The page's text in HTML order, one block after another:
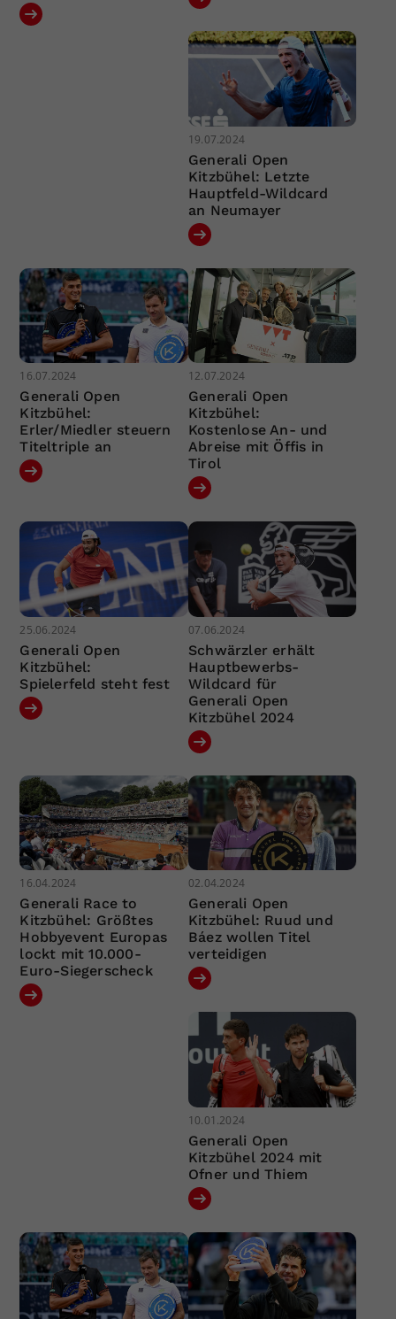
19.07.2024
Generali Open
Kitzbühel: Letzte
Hauptfeld-Wildcard
an Neumayer
16.07.2024
Generali Open
Kitzbühel:
Erler/Miedler steuern
Titeltriple an
12.07.2024
Generali Open
Kitzbühel:
Kostenlose An- und
Abreise mit Öffis in
Tirol
25.06.2024
Generali Open
Kitzbühel:
Spielerfeld steht fest
07.06.2024
Schwärzler erhält
Hauptbewerbs-
Wildcard für
Generali Open
Kitzbühel 2024
16.04.2024
Generali Race to
Kitzbühel: Größtes
Hobbyevent Europas
lockt mit 10.000-
Euro-Siegerscheck
02.04.2024
Generali Open
Kitzbühel: Ruud und
Báez wollen Titel
verteidigen
10.01.2024
Generali Open
Kitzbühel 2024 mit
Ofner und Thiem